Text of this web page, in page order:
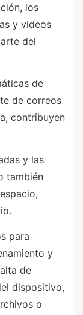
los
y videos
del
de
de correos
contribuyen
y las
también
para
y
de
dispositivo,
o